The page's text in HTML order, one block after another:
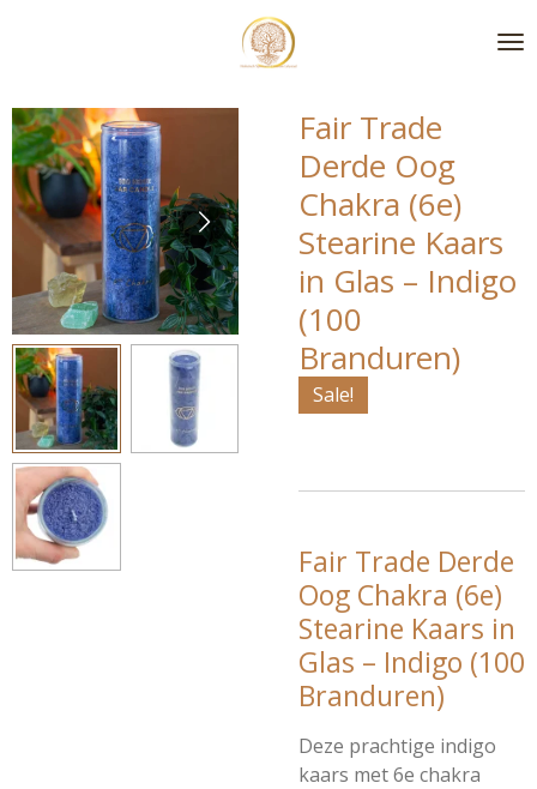
de
hoofdinhoud
Fair Trade
Derde Oog
Chakra (6e)
Stearine Kaars
in Glas – Indigo
(100
Branduren)
Sale!
Fair Trade Derde
Oog Chakra (6e)
Stearine Kaars in
Glas – Indigo (100
Branduren)
Deze prachtige indigo
kaars met 6e chakra